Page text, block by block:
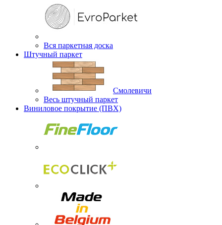
Вся паркетная доска
Штучный паркет
Смолевичи
Весь штучный паркет
Виниловое покрытие (ПВХ)